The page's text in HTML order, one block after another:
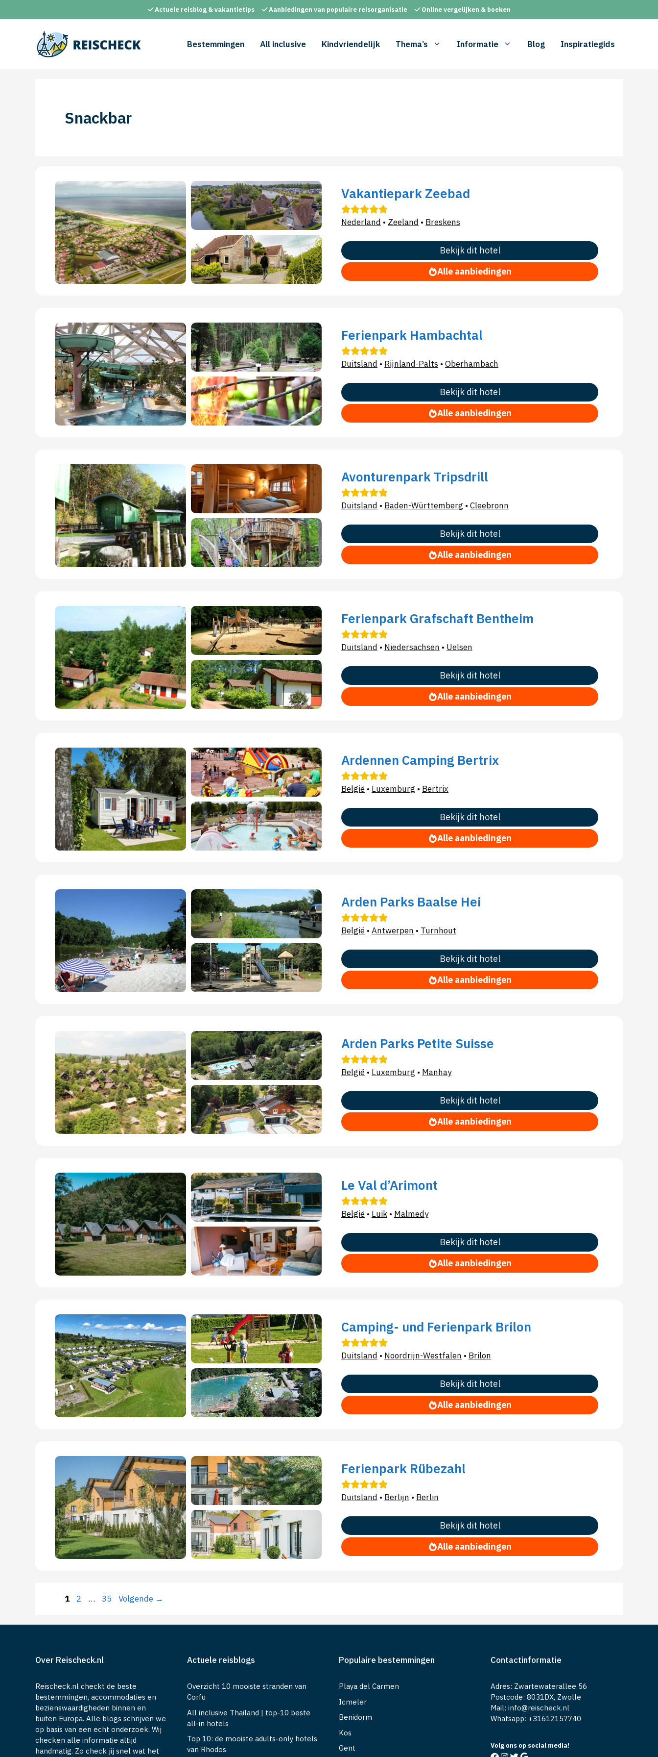
naar
Actuele reisblog & vakantietips Aanbiedingen van populaire reisorganisatie Online vergelijken & boeken
Bestemmingen All inclusive Kindvriendelijk Thema’s Informatie Blog Inspiratiegids
Snackbar
Vakantiepark Zeebad
Nederland • Zeeland • Breskens
Bekijk dit hotel
Alle aanbiedingen
Ferienpark Hambachtal
Duitsland • Rijnland-Palts • Oberhambach
Bekijk dit hotel
Alle aanbiedingen
Avonturenpark Tripsdrill
Duitsland • Baden-Württemberg • Cleebronn
Bekijk dit hotel
Alle aanbiedingen
Ferienpark Grafschaft Bentheim
Duitsland • Niedersachsen • Uelsen
Bekijk dit hotel
Alle aanbiedingen
Ardennen Camping Bertrix
België • Luxemburg • Bertrix
Bekijk dit hotel
Alle aanbiedingen
Arden Parks Baalse Hei
België • Antwerpen • Turnhout
Bekijk dit hotel
Alle aanbiedingen
Arden Parks Petite Suisse
België • Luxemburg • Manhay
Bekijk dit hotel
Alle aanbiedingen
Le Val d’Arimont
België • Luik • Malmedy
Bekijk dit hotel
Alle aanbiedingen
Camping- und Ferienpark Brilon
Duitsland • Noordrijn-Westfalen • Brilon
Bekijk dit hotel
Alle aanbiedingen
Ferienpark Rübezahl
Duitsland • Berlijn • Berlin
Bekijk dit hotel
Alle aanbiedingen
Pagina
1 Pagina
2 … Pagina
35 Volgende →
Over Reischeck.nl
Reischeck.nl checkt de beste
bestemmingen, accommodaties en
bezienswaardigheden binnen en
buiten Europa. Alle blogs schrijven we
op basis van een echt onderzoek. Wij
checken alle informatie altijd
handmatig. Zo check jij snel wat het
Actuele reisblogs
Overzicht 10 mooiste stranden van
Corfu
All inclusive Thailand | top-10 beste
all-in hotels
Top 10: de mooiste adults-only hotels
van Rhodos
Populaire bestemmingen
Playa del Carmen
Icmeler
Benidorm
Kos
Gent
Contactinformatie
Adres: Zwartewaterallee 56
Postcode: 8031DX, Zwolle
Mail: info@reischeck.nl
Whatsapp: +31612157740
Volg ons op social media!